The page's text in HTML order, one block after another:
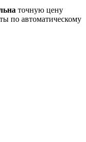
точную цену
по автоматическому